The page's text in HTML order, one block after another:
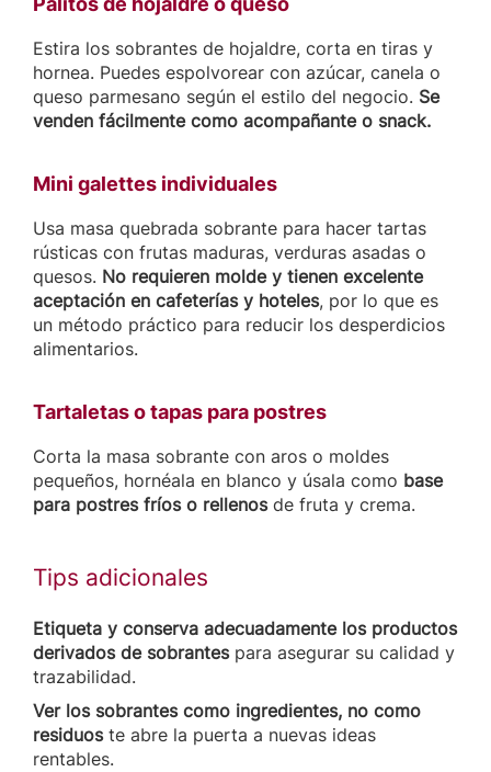
Estira los sobrantes de hojaldre, corta en tiras y
hornea. Puedes espolvorear con azúcar, canela o
queso parmesano según el estilo del negocio. Se
venden fácilmente como acompañante o snack.
Mini galettes individuales
Usa masa quebrada sobrante para hacer tartas
rústicas con frutas maduras, verduras asadas o
quesos. No requieren molde y tienen excelente
aceptación en cafeterías y hoteles, por lo que es
un método práctico para reducir los desperdicios
alimentarios.
Tartaletas o tapas para postres
Corta la masa sobrante con aros o moldes
pequeños, hornéala en blanco y úsala como base
para postres fríos o rellenos de fruta y crema.
Tips adicionales
Etiqueta y conserva adecuadamente los productos
derivados de sobrantespara asegurar su calidad y
trazabilidad.
Ver los sobrantes como ingredientes, no como
residuoste abre la puerta a nuevas ideas
rentables.